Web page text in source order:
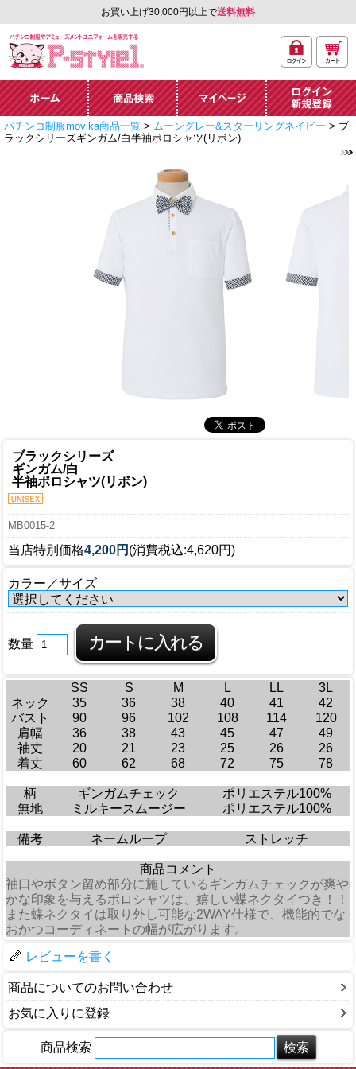
お買い上げ30,000円以上で送料無料
ーズメントユニフォー
ム通販「P-style 1」.
イン
ト
ホーム 商品検索 マイページ
ログイン・新規
パチンコ制服movika商品一覧 > ムーングレー&スターリングネイビー > ブ
ラックシリーズギンガム/白半袖ポロシャツ(リボン)
ブラックシリーズ
ギンガム/白
半袖ポロシャツ(リボン)
MB0015-2
当店特別価格4,200円 (消費税込:4,620円)
カラー／サイズ
数量
SS S M L LL
3L
ネック
35 36 38 40 41
42
バスト
90 96 102 108 114
120
肩幅
36 38 43 45 47
49
袖丈
20 21 23 25 26
26
着丈
60 62 68 72 75 78
柄 ギンガムチェック
ポリエステル100%
無地
ミルキースムージー ポリエステル100%
備考 ネームループ ストレッチ
商品コメント
袖口やボタン留め部分に施しているギンガムチェックが爽や
かな印象を与えるポロシャツは、嬉しい蝶ネクタイつき！！
また蝶ネクタイは取り外し可能な2WAY仕様で、機能的でな
おかつコーディネートの幅が広がります。
レビューを書く
商品についてのお問い合わせ
お気に入りに登録
商品検索